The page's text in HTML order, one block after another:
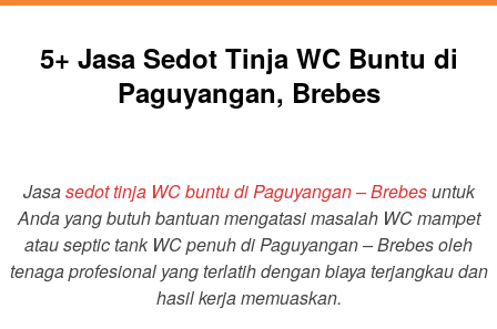
5+ Jasa Sedot Tinja WC Buntu di
Paguyangan, Brebes
Jasasedot tinja WC buntu di Paguyangan – Brebesuntuk
Anda yang butuh bantuan mengatasi masalah WC mampet
atau septic tank WC penuh di Paguyangan – Brebes oleh
tenaga profesional yang terlatih dengan biaya terjangkau dan
hasil kerja memuaskan.